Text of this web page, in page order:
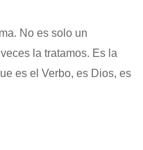
No es solo un
la tratamos. Es la
es el Verbo, es Dios, es